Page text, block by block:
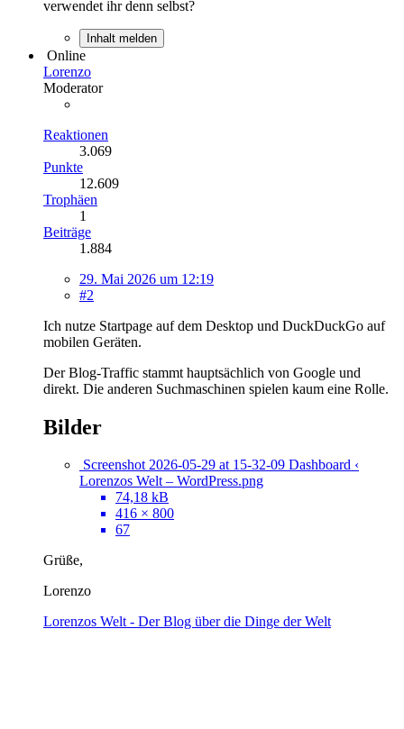
verwendet ihr denn selbst?
Inhalt melden
Online
Lorenzo
Moderator
Reaktionen
3.069
Punkte
12.609
Trophäen
1
Beiträge
1.884
29. Mai 2026 um 12:19
#2
Ich nutze Startpage auf dem Desktop und DuckDuckGo auf
mobilen Geräten.
Der Blog-Traffic stammt hauptsächlich von Google und
direkt. Die anderen Suchmaschinen spielen kaum eine Rolle.
Bilder
Screenshot 2026-05-29 at 15-32-09 Dashboard ‹
Lorenzos Welt – WordPress.png
74,18 kB
416 × 800
67
Grüße,
Lorenzo
Lorenzos Welt - Der Blog über die Dinge der Welt